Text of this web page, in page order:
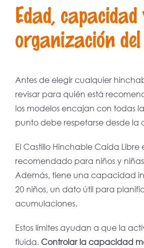
Edad,
organización del
Antes de elegir cualquier
revisar para quién está
los modelos encajan con todas
punto debe respetarse desde la
El Castillo Hinchable Caída Libre
recomendado para niños y
Además, tiene una capacidad
20 niños, un dato útil para
acumulaciones.
Estos límites ayudan a que la
fluida. Controlar la capacidad